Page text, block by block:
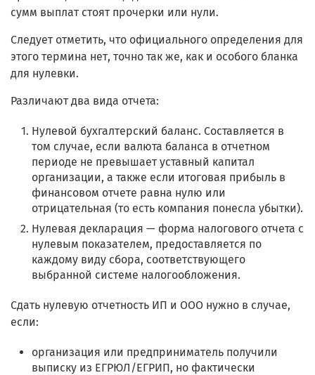
сумм выплат стоят прочерки или нули.
Следует отметить, что официального определения для
этого термина нет, точно так же, как и особого бланка
для нулевки.
Различают два вида отчета:
Нулевой бухгалтерский баланс. Составляется в
том случае, если валюта баланса в отчетном
периоде не превышает уставный капитал
организации, а также если итоговая прибыль в
финансовом отчете равна нулю или
отрицательная (то есть компания понесла убытки).
Нулевая декларация — форма налогового отчета с
нулевым показателем, предоставляется по
каждому виду сбора, соответствующего
выбранной системе налогообложения.
Сдать нулевую отчетность ИП и ООО нужно в случае,
если:
организация или предприниматель получили
выписку из ЕГРЮЛ/ЕГРИП, но фактически